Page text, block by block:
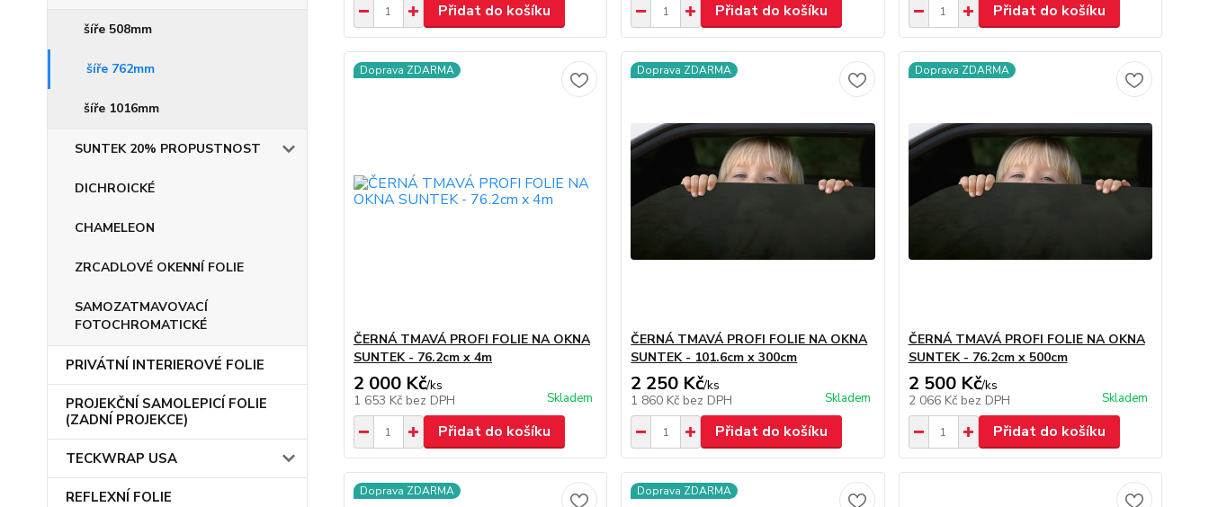
šíře 508mm
šíře 762mm
šíře 1016mm
SUNTEK 20% PROPUSTNOST
DICHROICKÉ
CHAMELEON
ZRCADLOVÉ OKENNÍ FOLIE
SAMOZATMAVOVACÍ
FOTOCHROMATICKÉ
PRIVÁTNÍ INTERIEROVÉ FOLIE
PROJEKČNÍ SAMOLEPICÍ FOLIE
(ZADNÍ PROJEKCE)
TECKWRAP USA
REFLEXNÍ FOLIE
Přidat do košíku Přidat do košíku Přidat do košíku
Doprava ZDARMA
ČERNÁ TMAVÁ PROFI FOLIE NA OKNA
SUNTEK - 76.2cm x 4m
2 000 Kč/ks
1 653 Kč bez DPH Skladem
Přidat do košíku
Doprava ZDARMA
ČERNÁ TMAVÁ PROFI FOLIE NA OKNA
SUNTEK - 101.6cm x 300cm
2 250 Kč/ks
1 860 Kč bez DPH Skladem
Přidat do košíku
Doprava ZDARMA
ČERNÁ TMAVÁ PROFI FOLIE NA OKNA
SUNTEK - 76.2cm x 500cm
2 500 Kč/ks
2 066 Kč bez DPH Skladem
Přidat do košíku
Doprava ZDARMA Doprava ZDARMA